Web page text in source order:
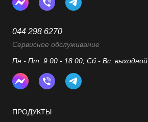
ПРОДУКТЫ
044 298 6270
Сервисное обслуживание
Пн - Пт: 9:00 - 18:00, Сб - Вс: выходной